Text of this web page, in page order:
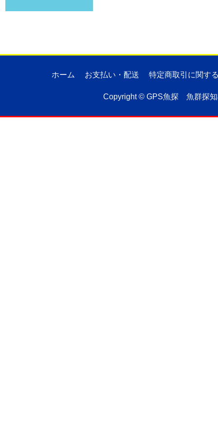
ホーム お支払い・配送 特定商取引に関す
Copyright © GPS魚探 魚群探